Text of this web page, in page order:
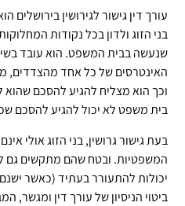
עורך דין גישור לגירושין בירושלים
בני הזוג ולדון בכל נקודות
שנעשה בבית המשפט. הוא עובד
האינטרסים של כל אחד
וכך הוא מצליח להגיע להסכם שהוא
בית משפט לא יכול להגיע להסכם
בעת גישור גרושין, בני הזוג אולי
המשפטיות. ובטח שהם מתקשים גם
יכולות להתעורר בעתיד (כאשר
ביטוי הניסיון של עורך דין ומגשר,